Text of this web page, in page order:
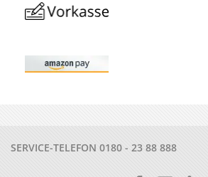
SERVICE-TELEFON 0180 - 23 88 888